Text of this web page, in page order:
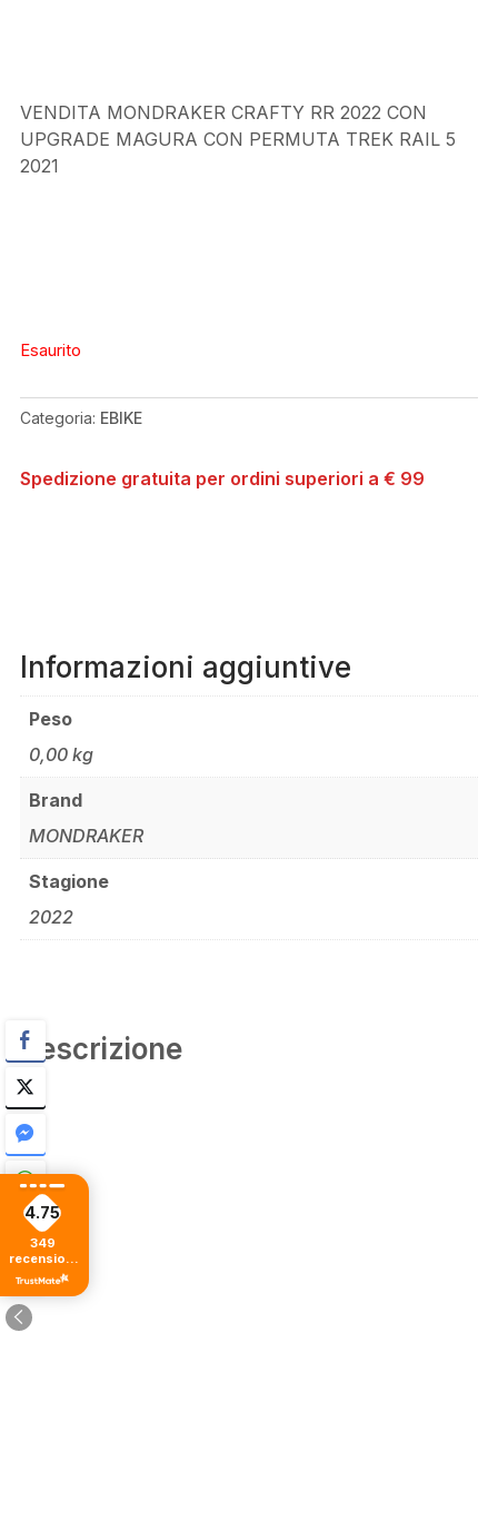
VENDITA MONDRAKER CRAFTY RR 2022 CON
UPGRADE MAGURA CON PERMUTA TREK RAIL 5
2021
Esaurito
Categoria: EBIKE
Spedizione gratuita per ordini superiori a € 99
Informazioni aggiuntive
Peso
0,00 kg
Brand
MONDRAKER
Stagione
2022
Descrizione
4.75
349
recensioni
di tutti i
tempi